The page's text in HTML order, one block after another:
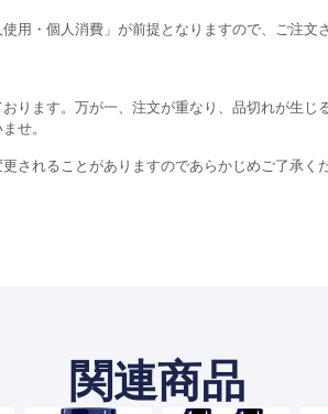
用・個人消費」が前提となりますので、ご注文
ります。万が一、注文が重なり、品切れが生じ
せ。
されることがありますのであらかじめご了承く
関連商品